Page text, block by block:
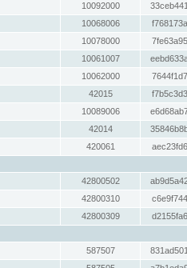
10092000
10068006
10078000
10061007
10062000
42015
10089006
42014
420061
42800502
42800310
42800309
587507